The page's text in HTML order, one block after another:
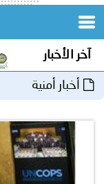
المكاتب
المجلس
مؤتمرات
و
جهود
آخر الأخبار بيان
أخبار أمنية